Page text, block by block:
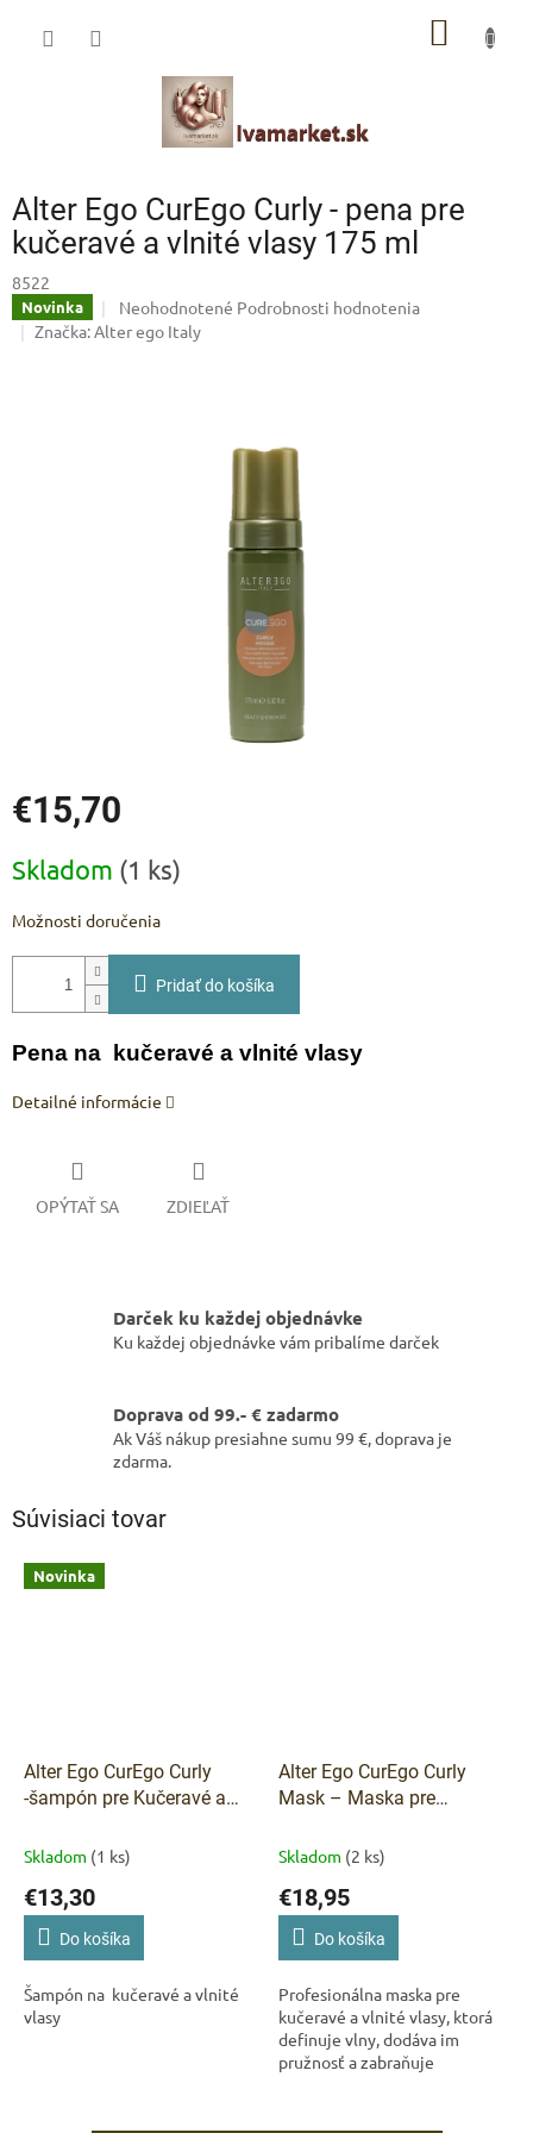
Alter Ego CurEgo Curly - pena pre
kučeravé a vlnité vlasy 175 ml
8522
Novinka
Priemerné
hodnotenie
Neohodnotené Podrobnosti hodnotenia
Značka:Alter ego Italy
€15,70
cena:
Skladom (1 ks)
Možnosti doručenia
Pridať do košíka
Pena na kučeravé a vlnité vlasy
Detailné informácie
OPÝTAŤ SA ZDIEĽAŤ
Darček ku každej objednávke
Ku každej objednávke vám pribalíme darček
Doprava od 99.- € zadarmo
Ak Váš nákup presiahne sumu 99 €, doprava je
zdarma.
Súvisiaci tovar
Novinka
Alter Ego CurEgo Curly
-šampón pre Kučeravé a
Skladom (1 ks)
€13,30
Do košíka
Šampón na kučeravé a vlnité
vlasy
Alter Ego CurEgo Curly
Mask – Maska pre
ml
Skladom (2 ks)
€18,95
Do košíka
Profesionálna maska pre
kučeravé a vlnité vlasy, ktorá
definuje vlny, dodáva im
pružnosť a zabraňuje
IVAMARKET poradca